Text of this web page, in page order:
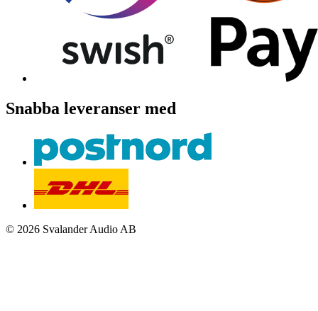
Snabba leveranser med
© 2026 Svalander Audio AB